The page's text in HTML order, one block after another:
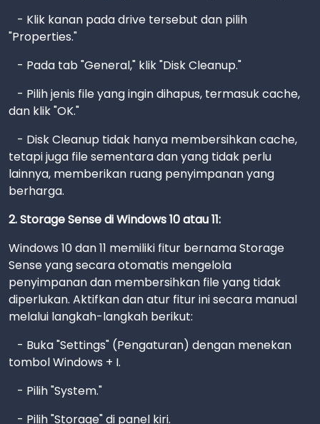
- Klik kanan pada drive tersebut dan pilih
"Properties."
- Pada tab "General," klik "Disk Cleanup."
- Pilih jenis file yang ingin dihapus, termasuk cache,
dan klik "OK."
- Disk Cleanup tidak hanya membersihkan cache,
tetapi juga file sementara dan yang tidak perlu
lainnya, memberikan ruang penyimpanan yang
berharga.
2. Storage Sense di Windows 10 atau 11:
Windows 10 dan 11 memiliki fitur bernama Storage
Sense yang secara otomatis mengelola
penyimpanan dan membersihkan file yang tidak
diperlukan. Aktifkan dan atur fitur ini secara manual
melalui langkah-langkah berikut:
- Buka "Settings" (Pengaturan) dengan menekan
tombol Windows + I.
- Pilih "System."
- Pilih "Storage" di panel kiri.